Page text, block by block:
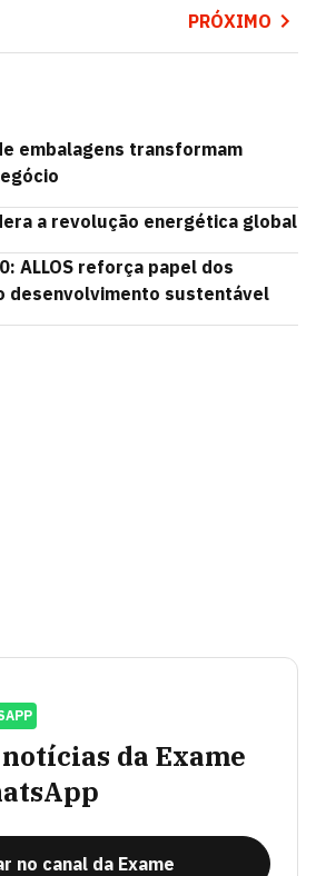
PRÓXIMO
embalagens transformam
a revolução energética global
ALLOS reforça papel dos
desenvolvimento sustentável
notícias da Exame
no canal da Exame